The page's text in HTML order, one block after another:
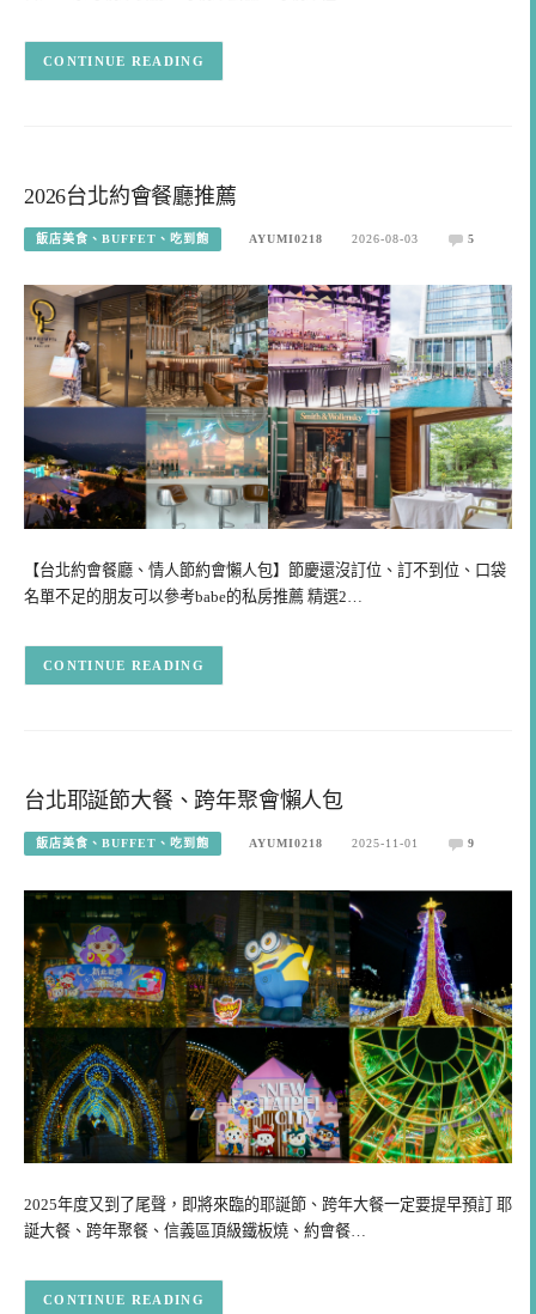
CONTINUE READING
2026台北約會餐廳推薦
飯店美食、BUFFET、吃到飽 AYUMI0218 2026-08-03 5
【台北約會餐廳、情人節約會懶人包】節慶還沒訂位、訂不到位、口袋
名單不足的朋友可以參考babe的私房推薦 精選2…
CONTINUE READING
台北耶誕節大餐、跨年聚會懶人包
飯店美食、BUFFET、吃到飽 AYUMI0218 2025-11-01 9
2025年度又到了尾聲，即將來臨的耶誕節、跨年大餐一定要提早預訂 耶
誕大餐、跨年聚餐、信義區頂級鐵板燒、約會餐…
CONTINUE READING